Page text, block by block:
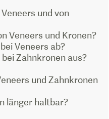
und von
Veneers und Kronen?
Veneers ab?
Zahnkronen aus?
und Zahnkronen
länger haltbar?